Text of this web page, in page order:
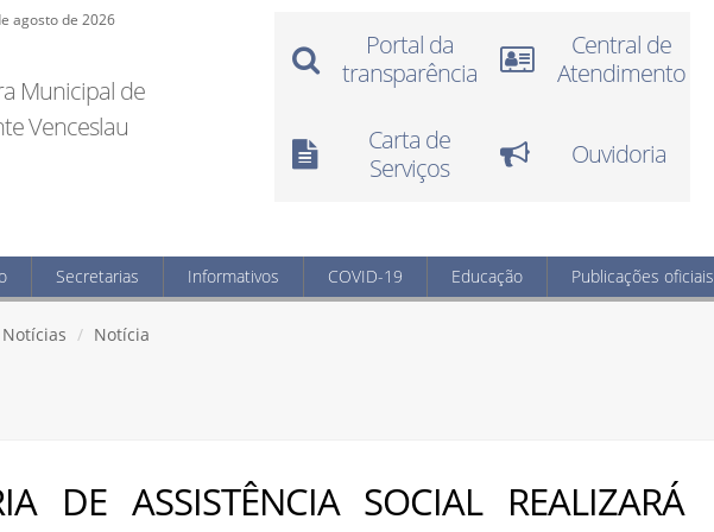
agosto de 2026
Municipal de
Venceslau
Portal da
transparência
Central de
Atendimento
Carta de
Serviços
Ouvidoria
Secretarias Informativos COVID-19 Educação Publicações oficiais
Notícias Notícia
DE ASSISTÊNCIA SOCIAL REALIZARÁ